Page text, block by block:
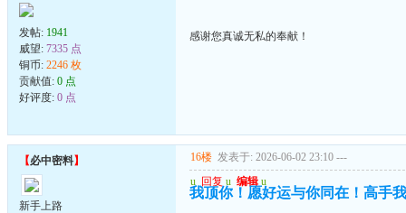
发帖: 1941
威望: 7335 点
铜币: 2246 枚
贡献值: 0 点
好评度: 0 点
感谢您真诚无私的奉献！
【必中密料】
新手上路
16楼 发表于: 2026-06-02 23:10 ---
u 回复 u 编辑 u
我顶你！愿好运与你同在！高手